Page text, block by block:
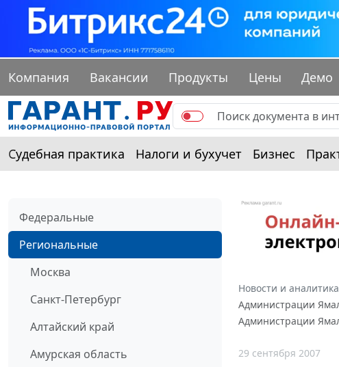
Компания Вакансии Продукты Цены Демо
Судебная практика Налоги и бухучет Бизнес
Федеральные
Региональные
Москва
Санкт-Петербург
Алтайский край
Амурская область
Новости и аналитика
Администрации
Администрации
29 сентября 2007